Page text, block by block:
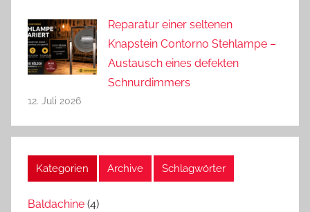
Reparatur einer seltenen
Knapstein Contorno Stehlampe –
Austausch eines defekten
Schnurdimmers
12. Juli 2026
Kategorien Archive Schlagwörter
Baldachine (4)